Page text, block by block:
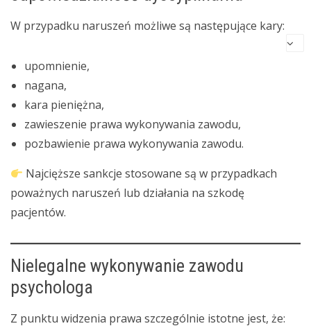
W przypadku naruszeń możliwe są następujące kary:
upomnienie,
nagana,
kara pieniężna,
zawieszenie prawa wykonywania zawodu,
pozbawienie prawa wykonywania zawodu.
Najcięższe sankcje stosowane są w przypadkach
poważnych naruszeń lub działania na szkodę
pacjentów.
Nielegalne wykonywanie zawodu
psychologa
Z punktu widzenia prawa szczególnie istotne jest, że: